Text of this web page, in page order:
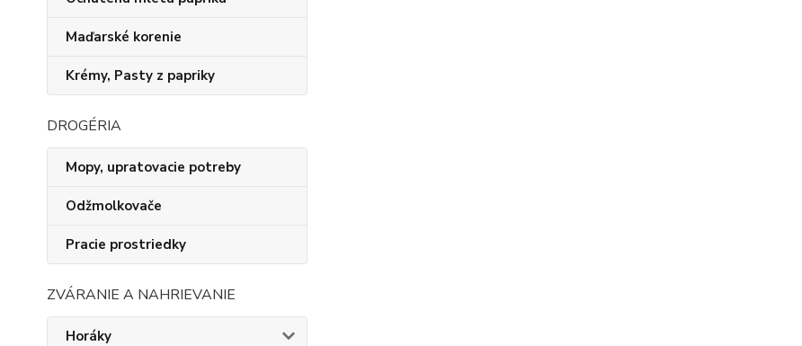
Maďarské korenie
Krémy, Pasty z papriky
DROGÉRIA
Mopy, upratovacie potreby
Odžmolkovače
Pracie prostriedky
ZVÁRANIE A NAHRIEVANIE
Horáky